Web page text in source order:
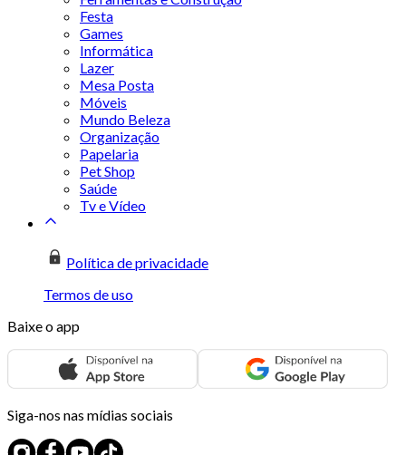
Festa
Games
Informática
Lazer
Mesa Posta
Móveis
Mundo Beleza
Organização
Papelaria
Pet Shop
Saúde
Tv e Vídeo
Política de privacidade
Termos de uso
Baixe o app
Siga-nos nas mídias sociais